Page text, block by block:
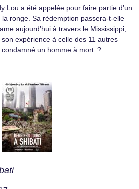
Lou a été appelée pour faire partie d’un
la ronge. Sa rédemption passera-t-elle
aujourd’hui à travers le Mississippi,
expérience à celle des 11 autres
condamné un homme à mort ?